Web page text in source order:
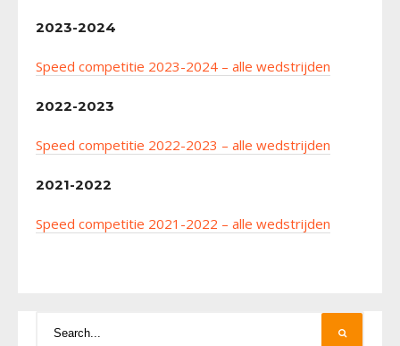
2023-2024
Speed competitie 2023-2024 – alle wedstrijden
2022-2023
Speed competitie 2022-2023 – alle wedstrijden
2021-2022
Speed competitie 2021-2022 – alle wedstrijden